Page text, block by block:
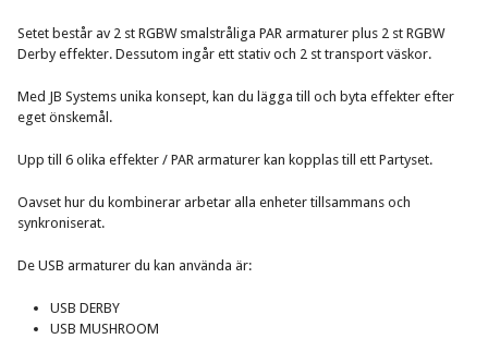
Setet består av 2 st RGBW smalstråliga PAR armaturer plus 2 st RGBW
Derby effekter. Dessutom ingår ett stativ och 2 st transport väskor.
Med JB Systems unika konsept, kan du lägga till och byta effekter efter
eget önskemål.
Upp till 6 olika effekter / PAR armaturer kan kopplas till ett Partyset.
Oavset hur du kombinerar arbetar alla enheter tillsammans och
synkroniserat.
De USB armaturer du kan använda är:
USB DERBY
USB MUSHROOM